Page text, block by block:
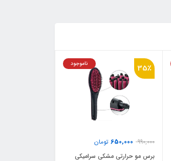
35٪
990,000
650,000 تومان
ناموجود
برس مو حرارتی مشکی سرامیکی